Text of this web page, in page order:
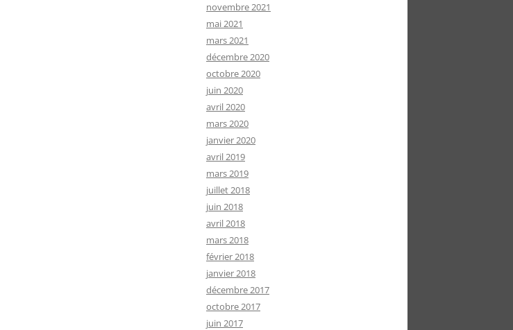
novembre 2021
mai 2021
mars 2021
décembre 2020
octobre 2020
juin 2020
avril 2020
mars 2020
janvier 2020
avril 2019
mars 2019
juillet 2018
juin 2018
avril 2018
mars 2018
février 2018
janvier 2018
décembre 2017
octobre 2017
juin 2017